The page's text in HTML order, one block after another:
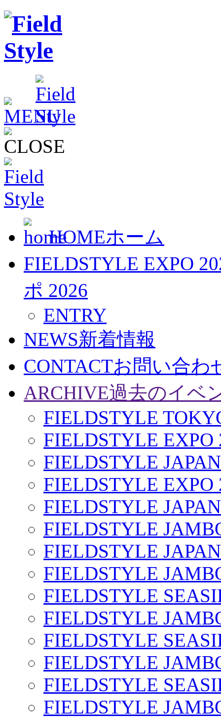
HOMEホーム
FIELDSTYLE EXPO
ポ 2026
ENTRY
NEWS新着情報
CONTACTお問い合わ
ARCHIVE過去のイベ
FIELDSTYLE
FIELDSTYLE EXPO
FIELDSTYLE
FIELDSTYLE EXPO
FIELDSTYLE
FIELDSTYLE
FIELDSTYLE
FIELDSTYLE
FIELDSTYLE
FIELDSTYLE
FIELDSTYLE
FIELDSTYLE
FIELDSTYLE
FIELDSTYLE